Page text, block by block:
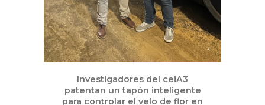
Investigadores del ceiA3
patentan un tapón inteligente
para controlar el velo de flor en